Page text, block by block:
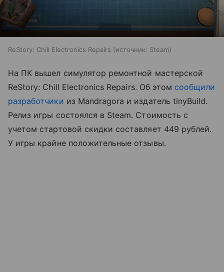
ReStory: Chill Electronics Repairs источник: Steam
На ПК вышел симулятор ремонтной мастерской
ReStory: Chill Electronics Repairs. Об этом сообщили
разработчики из Mandragora и издатель tinyBuild.
Релиз игры состоялся в Steam. Стоимость с
учетом стартовой скидки составляет 449 рублей.
У игры крайне положительные отзывы.